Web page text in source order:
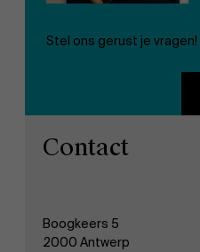
Stel ons gerust je vragen!
Contact
Boogkeers 5
2000 Antwerp